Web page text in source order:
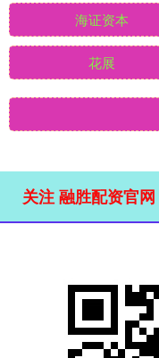
海证资本
花展
关注 融胜配资官网